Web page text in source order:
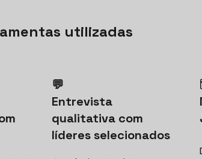
utilizadas
💬
Entrevista
qualitativa com
líderes selecionados